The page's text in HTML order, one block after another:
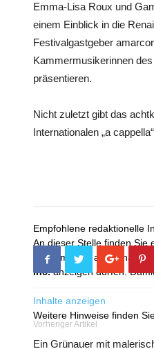
Emma-Lisa Roux und
einem Einblick in die
Festivalgastgeber
Kammermusikerinnen
präsentieren.
Nicht zuletzt gibt das
Internationalen „a
Empfohlene redaktionelle
An dieser Stelle finden Sie
Mit dem Klick auf "Inhalte
Inc.anzeigen dürfen.
Inhalte anzeigen
Weitere Hinweise finden
Vorheriger Artikel
Ein Grünauer mit